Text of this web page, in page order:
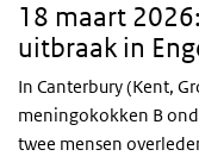
18 maart
uitbraak in
In Canterbury (Kent,
meningokokken B
twee mensen